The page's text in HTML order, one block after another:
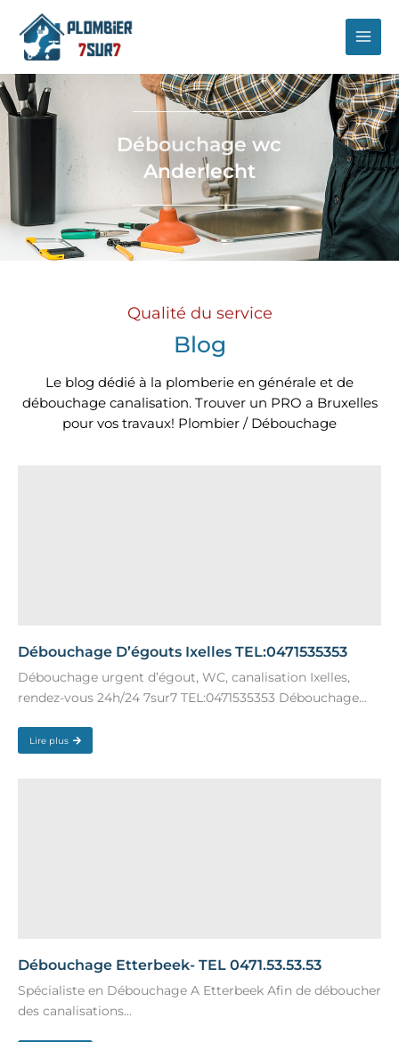
contenu
Débouchage wc
Anderlecht
Qualité du service
Blog
Le blog dédié à la plomberie en générale et de
débouchage canalisation. Trouver un PRO a Bruxelles
pour vos travaux! Plombier / Débouchage
Débouchage D’égouts Ixelles TEL:0471535353
Débouchage urgent d’égout, WC, canalisation Ixelles,
rendez-vous 24h/24 7sur7 TEL:0471535353 Débouchage...
Lire plus
Débouchage Etterbeek- TEL 0471.53.53.53
Spécialiste en Débouchage A Etterbeek Afin de déboucher
des canalisations...